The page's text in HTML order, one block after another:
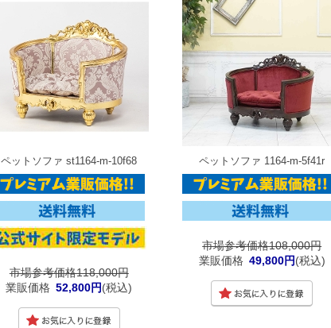
ペットソファ st1164-m-10f68
市場参考価格118,000円
業販価格 52,800円(税込)
ペットソファ 1164-m-5f41r
市場参考価格108,000円
業販価格 49,800円(税込)